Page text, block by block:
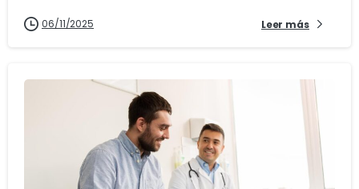
06/11/2025 Leer más